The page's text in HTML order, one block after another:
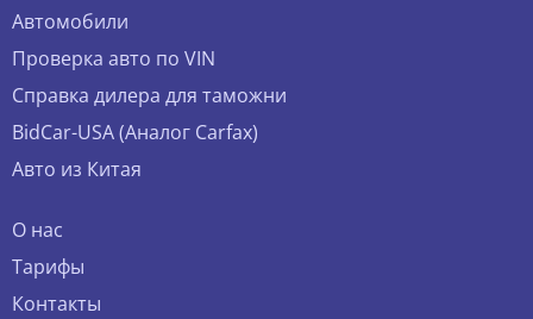
Автомобили
Проверка авто по VIN
Справка дилера для таможни
BidCar-USA (Аналог Carfax)
Авто из Китая
О нас
Тарифы
Контакты